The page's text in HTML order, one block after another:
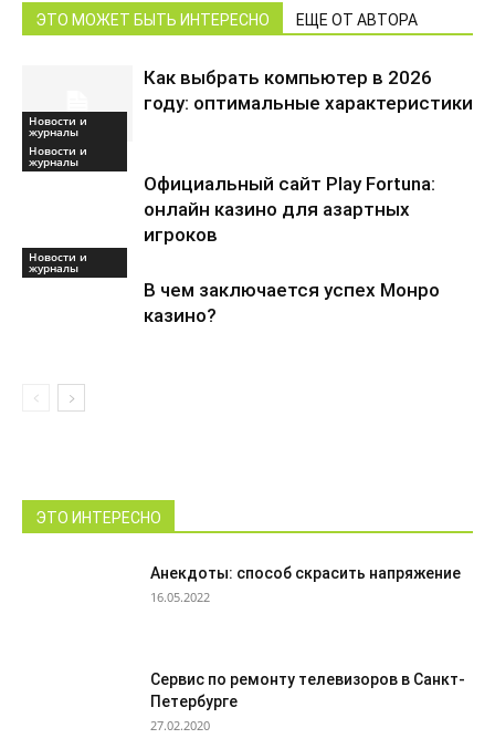
ЭТО МОЖЕТ БЫТЬ ИНТЕРЕСНО ЕЩЕ ОТ АВТОРА
Новости и
журналы
Как выбрать компьютер в 2026
году: оптимальные характеристики
Новости и
журналы
Официальный сайт Play Fortuna:
онлайн казино для азартных
игроков
Новости и
журналы
В чем заключается успех Монро
казино?
ЭТО ИНТЕРЕСНО
Анекдоты: способ скрасить напряжение
16.05.2022
Сервис по ремонту телевизоров в Санкт-
Петербурге
27.02.2020